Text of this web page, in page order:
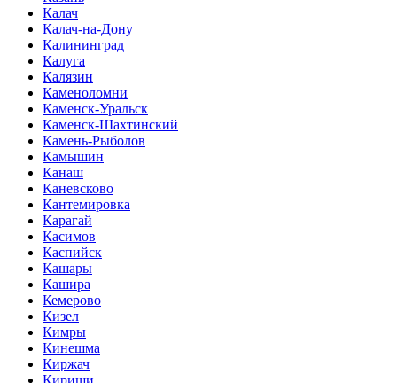
Калач
Калач-на-Дону
Калининград
Калуга
Калязин
Каменоломни
Каменск-Уральск
Каменск-Шахтинский
Камень-Рыболов
Камышин
Канаш
Каневсково
Кантемировка
Карагай
Касимов
Каспийск
Кашары
Кашира
Кемерово
Кизел
Кимры
Кинешма
Киржач
Кириши